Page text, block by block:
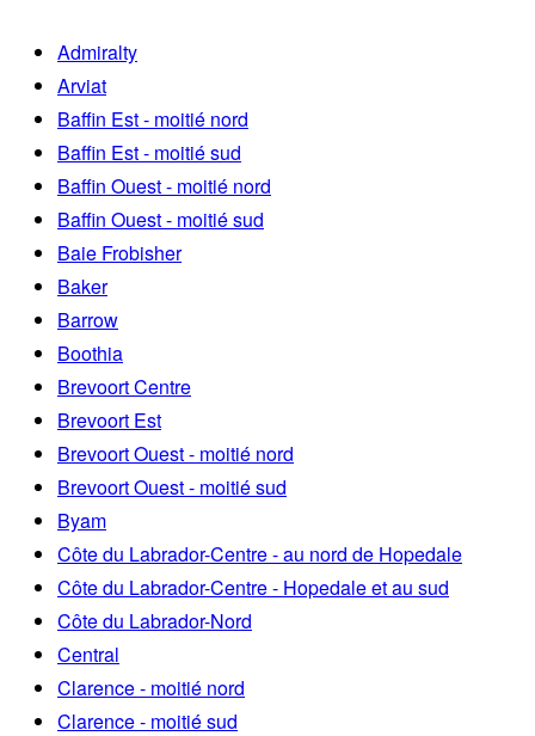
Admiralty
Arviat
Baffin Est - moitié nord
Baffin Est - moitié sud
Baffin Ouest - moitié nord
Baffin Ouest - moitié sud
Baie Frobisher
Baker
Barrow
Boothia
Brevoort Centre
Brevoort Est
Brevoort Ouest - moitié nord
Brevoort Ouest - moitié sud
Byam
Côte du Labrador-Centre - au nord de Hopedale
Côte du Labrador-Centre - Hopedale et au sud
Côte du Labrador-Nord
Central
Clarence - moitié nord
Clarence - moitié sud